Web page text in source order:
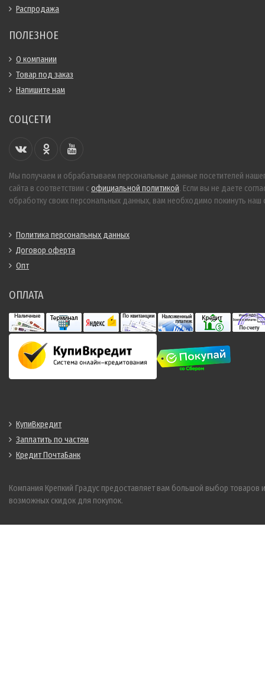
Распродажа
ПОЛЕЗНОЕ
О компании
Товар под заказ
Напишите нам
СОЦСЕТИ
Мы получаем и обрабатываем персональные данные посетителей
сайта в соответствии с официальной политикой. Если вы не даете
обработку своих персональных данных, вам необходимо покинуть наш
Политика персональных данных
Договор оферта
Опт
ОПЛАТА
КупиВкредит
Заплатить по частям
Кредит ПочтаБанк
Компания Крепкий Градус предоставляет вам большой выбор товаров и
возможных скидок для покупок.